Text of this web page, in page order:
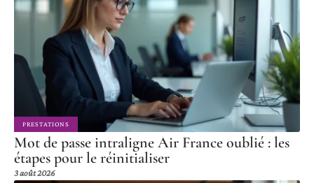
PRESTATIONS
Mot de passe intraligne Air France oublié : les
étapes pour le réinitialiser
3 août 2026